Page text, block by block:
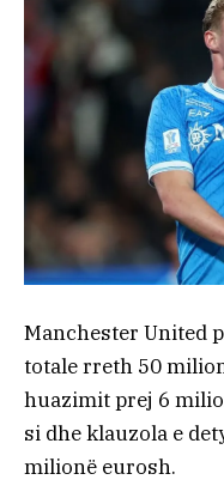
Manchester United
totale rreth 50
huazimit prej 6
si dhe klauzola e
milionë eurosh.